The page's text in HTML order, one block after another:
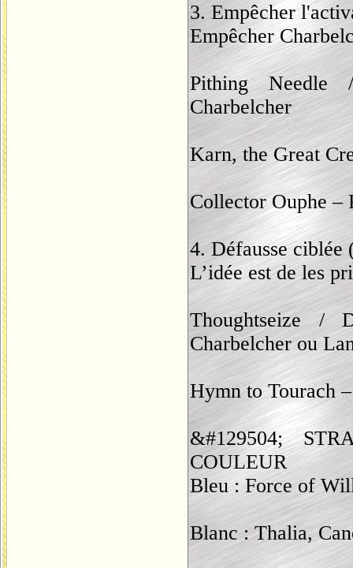
3. Empêcher
Empêcher
Pithing Needle
Charbelcher
Karn, the Great
Collector Ouphe –
4. Défausse ciblée
L’idée est de les
Thoughtseize /
Charbelcher ou
Hymn to Tourach
&#129504;
COULEUR
Bleu : Force of
Blanc : Thalia,